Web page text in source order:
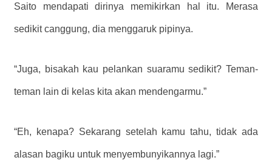
Saito mendapati dirinya memikirkan hal itu. Merasa
sedikit canggung, dia menggaruk pipinya.
“Juga, bisakah kau pelankan suaramu sedikit? Teman-
teman lain di kelas kita akan mendengarmu.”
“Eh, kenapa? Sekarang setelah kamu tahu, tidak ada
alasan bagiku untuk menyembunyikannya lagi.”